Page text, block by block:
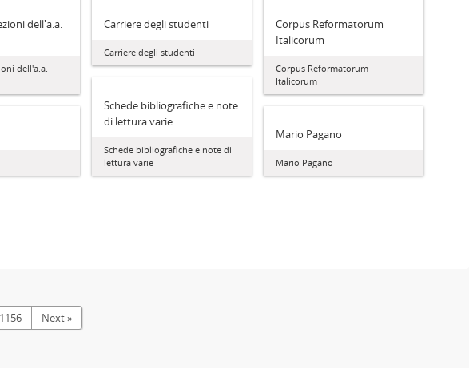
dell'a.a.
dell'a.a.
Carriere degli studenti
Carriere degli studenti
Corpus Reformatorum
Italicorum
Corpus Reformatorum
Italicorum
Schede bibliografiche e note
di lettura varie
Schede bibliografiche e note di
lettura varie
Mario Pagano
Mario Pagano
1156 Next »